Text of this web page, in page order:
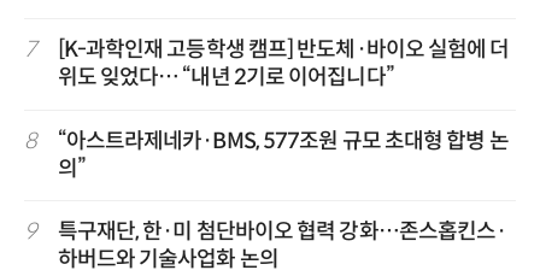
7
[K-과학인재 고등학생 캠프] 반도체·바이오 실험에 더
위도 잊었다… “내년 2기로 이어집니다”
8
“아스트라제네카·BMS, 577조원 규모 초대형 합병 논
의”
9
특구재단, 한·미 첨단바이오 협력 강화…존스홉킨스·
하버드와 기술사업화 논의